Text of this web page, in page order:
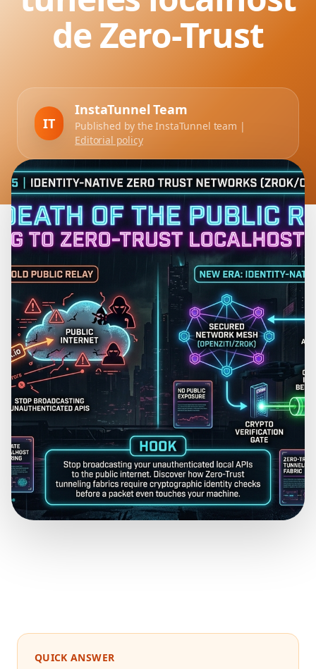
de Zero-Trust
IT
InstaTunnel Team
Published by the InstaTunnel team |
Editorial policy
QUICK ANSWER